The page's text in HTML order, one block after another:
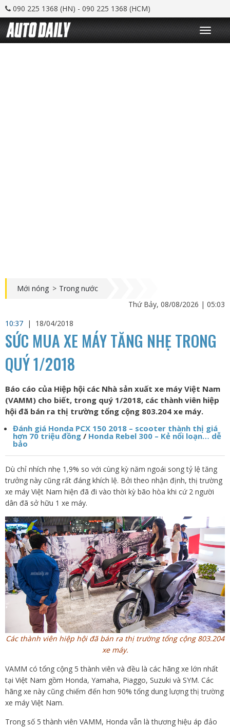
090 225 1368 (HN) - 090 225 1368 (HCM)
T
o
g
Mới nóng > Trong nước
Thứ Bảy, 08/08/2026 | 05:03
10:37 | 18/04/2018
SỨC MUA XE MÁY TĂNG NHẸ TRONG
QUÝ 1/2018
Báo cáo của Hiệp hội các Nhà sản xuất xe máy Việt Nam
(VAMM) cho biết, trong quý 1/2018, các thành viên hiệp
hội đã bán ra thị trường tổng cộng 803.204 xe máy.
Đánh giá Honda PCX 150 2018 – scooter thành thị giá
hơn 70 triệu đồng / Honda Rebel 300 – Kẻ nổi loạn… dễ
bảo
Dù chỉ nhích nhẹ 1,9% so với cùng kỳ năm ngoái song tỷ lệ tăng
trưởng này cũng rất đáng khích lệ. Bởi theo nhận định, thị trường
xe máy Việt Nam hiện đã đi vào thời kỳ bão hòa khi cứ 2 người
dân đã sở hữu 1 xe máy.
Các thành viên hiệp hội đã bán ra thị trường tổng cộng 803.204
xe máy.
VAMM có tổng cộng 5 thành viên và đều là các hãng xe lớn nhất
tại Việt Nam gồm Honda, Yamaha, Piaggo, Suzuki và SYM. Các
hãng xe này cũng chiếm đến hơn 90% tổng dung lượng thị trường
xe máy Việt Nam.
Trong số 5 thành viên VAMM, Honda vẫn là thương hiệu áp đảo